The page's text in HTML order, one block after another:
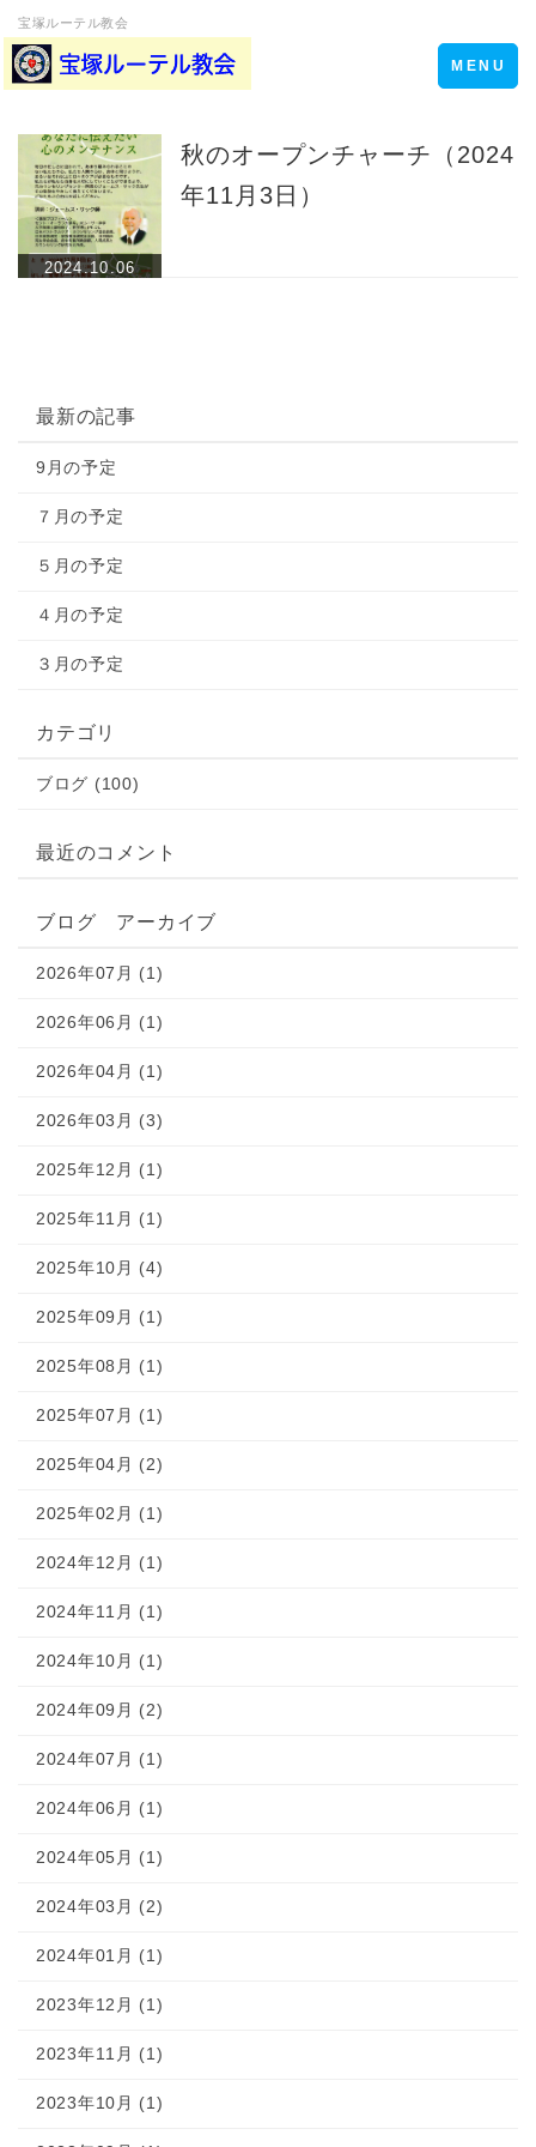
宝塚ルーテル教会
Toggle
navigation
MENU
2024.10.06
秋のオープンチャーチ（2024
年11月3日）
最新の記事
9月の予定
７月の予定
５月の予定
４月の予定
３月の予定
カテゴリ
ブログ (100)
最近のコメント
ブログ アーカイブ
2026年07月 (1)
2026年06月 (1)
2026年04月 (1)
2026年03月 (3)
2025年12月 (1)
2025年11月 (1)
2025年10月 (4)
2025年09月 (1)
2025年08月 (1)
2025年07月 (1)
2025年04月 (2)
2025年02月 (1)
2024年12月 (1)
2024年11月 (1)
2024年10月 (1)
2024年09月 (2)
2024年07月 (1)
2024年06月 (1)
2024年05月 (1)
2024年03月 (2)
2024年01月 (1)
2023年12月 (1)
2023年11月 (1)
2023年10月 (1)